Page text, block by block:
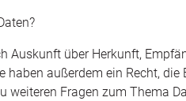
Auskunft über Herkunft,
haben außerdem ein Recht,
weiteren Fragen zum Thema